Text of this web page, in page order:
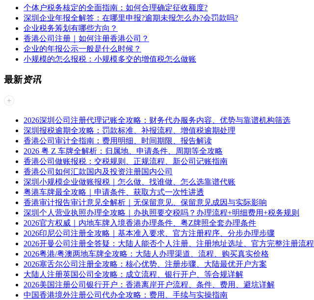
个体户税务核定的全面指南：如何合理确定征收额度?
深圳企业年报全解答：在哪里申报?逾期未报怎么办?会罚款吗?
企业税务筹划有哪些方向？
香港公司注册｜如何注册香港公司？
企业的年报公示一般是什么时候？
小规模的怎么报税：小规模多交的增值税怎么做账
最新资讯
2026深圳公司注册代理记账全攻略：财务代办服务内容、优势与靠谱机构筛选
深圳报税逾期全攻略：罚款标准、补报流程、增值税逾期处理
香港公司审计全指南：费用明细、时间期限、报告解读
2026 粤 Z 车牌全解析：归属地、申请条件、周期等全攻略
香港公司做账报税：交税规则、正规流程、新公司记账指南
香港公司如何汇款国内及投资注册国内公司
深圳小规模企业做账报税｜怎么做、找谁做、怎么选靠谱代账
粤港车牌最全攻略｜申请条件、获取方式一次性讲透
香港审计报告审计意见全解析｜无保留意见、保留意见成因与实际影响
深圳个人营业执照办理全攻略｜办执照要交税吗？办理流程+明细费用+税务规则
2026官方权威｜内地车牌入境香港办理条件、粤Z牌照全套办理条件
2026印尼公司注册全攻略｜基本准入要求、官方注册程序、分步办理步骤
2026开曼公司注册全答疑：大陆人能否个人注册、注册地址选址、官方完整注册流程
2026粤港/粤澳两地车牌全攻略：大陆人办理渠道、流程、购买真实价格
2026塞舌尔公司注册全攻略：核心优势、注册步骤、大陆最优开户方案
大陆人注册英国公司全攻略：成立流程、银行开户、等合规详解
2026美国注册公司银行开户：香港离岸开户流程、条件、费用、避坑详解
中国香港境外注册公司代办全攻略：费用、手续与实操指南